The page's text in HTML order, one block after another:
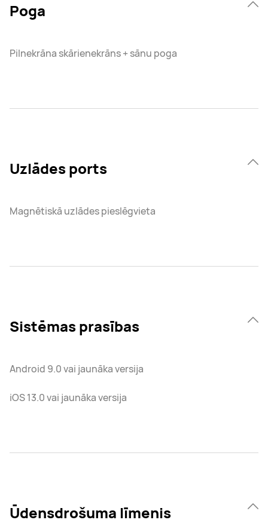
Poga
Pilnekrāna skārienekrāns + sānu poga
Uzlādes ports
Magnētiskā uzlādes pieslēgvieta
Sistēmas prasības
Android 9.0 vai jaunāka versija
iOS 13.0 vai jaunāka versija
Ūdensdrošuma līmenis